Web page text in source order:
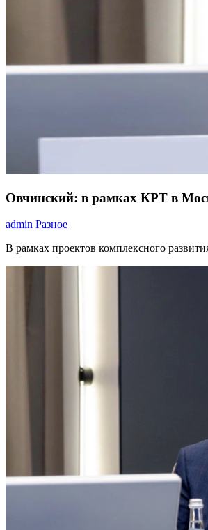
Овчинский: в рамках КРТ в
admin Разное
В рамках проектов комплексного